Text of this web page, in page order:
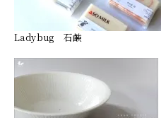
Ladybug 石鹸